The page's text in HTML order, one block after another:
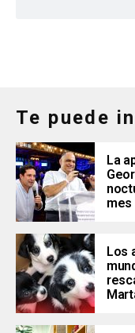
Te puede
La
mes
Los